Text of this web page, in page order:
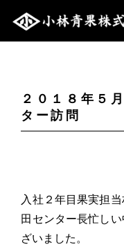
２０１８年５
ター訪問
入社２年目果実担
田センター長忙し
ざいました。